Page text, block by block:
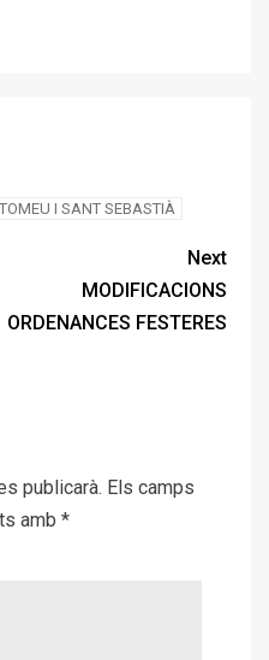
I SANT SEBASTIÀ
Next
MODIFICACIONS
ORDENANCES FESTERES
publicarà. Els camps
amb *